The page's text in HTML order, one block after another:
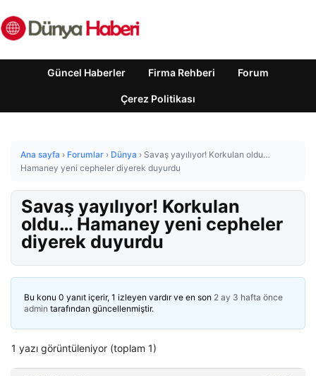
Güncel Haberler Firma Rehberi Forum
Çerez Politikası
Ana sayfa › Forumlar › Dünya › Savaş yayılıyor! Korkulan oldu…
Hamaney yeni cepheler diyerek duyurdu
Savaş yayılıyor! Korkulan
oldu… Hamaney yeni cepheler
diyerek duyurdu
Bu konu 0 yanıt içerir, 1 izleyen vardır ve en son 2 ay 3 hafta önce
admin tarafından güncellenmiştir.
1 yazı görüntüleniyor (toplam 1)